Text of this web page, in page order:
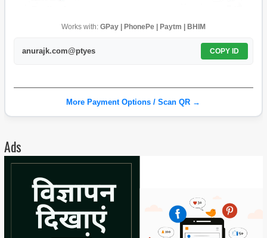
Works with: GPay | PhonePe | Paytm | BHIM
anurajk.com@ptyes COPY ID
More Payment Options / Scan QR →
Ads